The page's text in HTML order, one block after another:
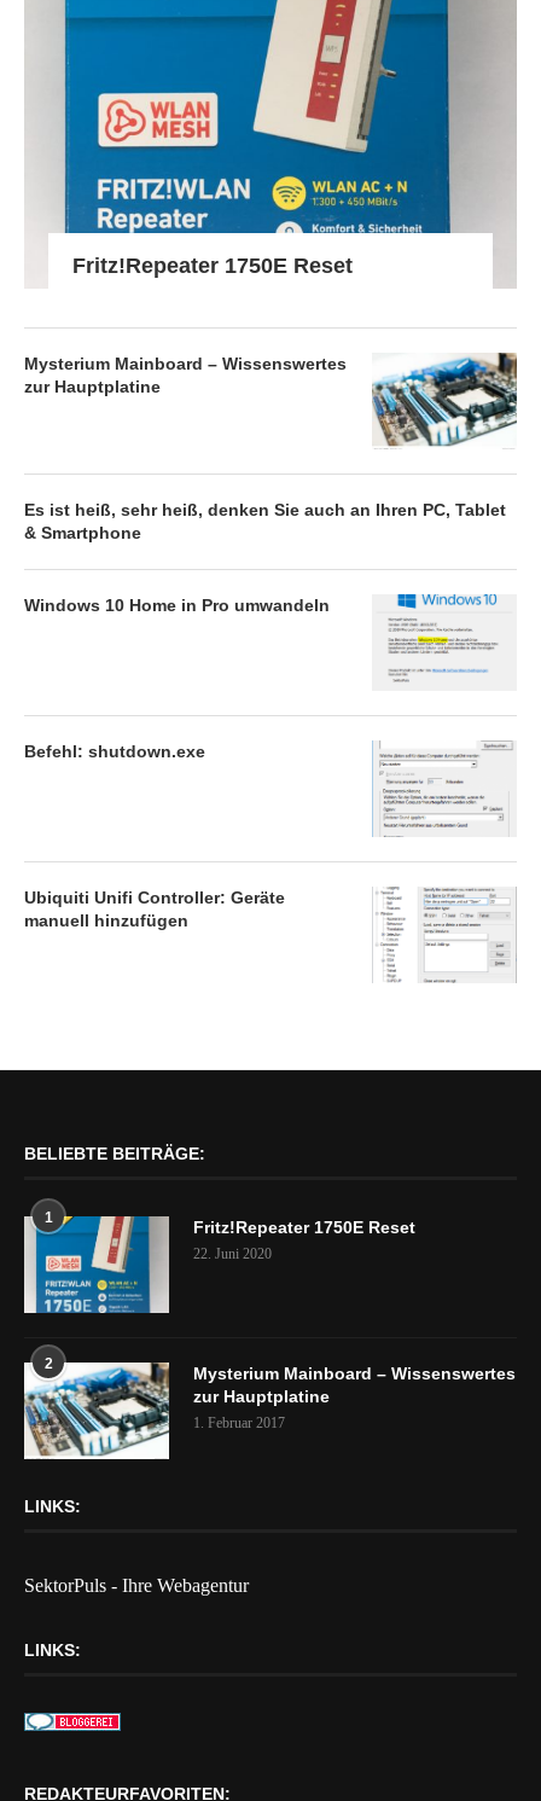
Fritz!Repeater 1750E Reset
Mysterium Mainboard – Wissenswertes
zur Hauptplatine
Es ist heiß, sehr heiß, denken Sie auch an Ihren PC, Tablet
& Smartphone
Windows 10 Home in Pro umwandeln
Befehl: shutdown.exe
Ubiquiti Unifi Controller: Geräte
manuell hinzufügen
BELIEBTE BEITRÄGE:
1 Fritz!Repeater 1750E Reset
22. Juni 2020
2
Mysterium Mainboard – Wissenswertes
zur Hauptplatine
1. Februar 2017
LINKS:
SektorPuls - Ihre Webagentur
LINKS:
REDAKTEURFAVORITEN: